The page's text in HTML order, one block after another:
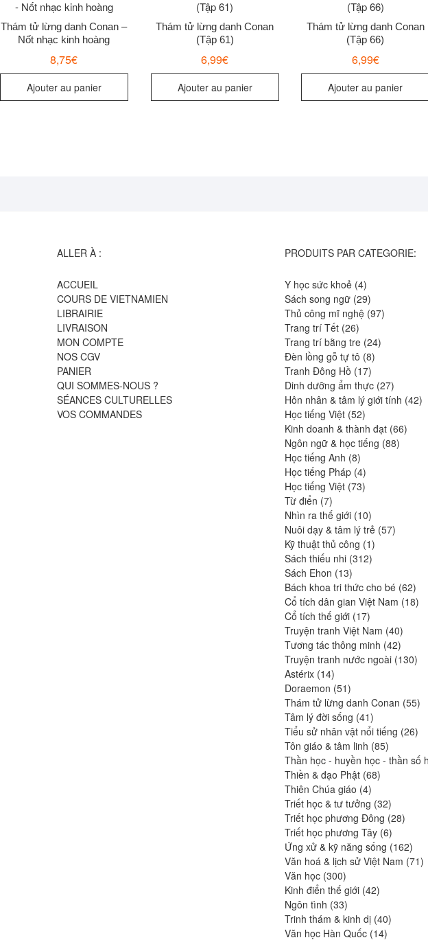
Thám tử lừng danh Conan –
Nốt nhạc kinh hoàng
8,75€
Ajouter au panier
Thám tử lừng danh Conan
(Tập 61)
6,99€
Ajouter au panier
Thám tử lừng danh Conan
(Tập 66)
6,99€
Ajouter au panier
ALLER À :
ACCUEIL
COURS DE VIETNAMIEN
LIBRAIRIE
LIVRAISON
MON COMPTE
NOS CGV
PANIER
QUI SOMMES-NOUS ?
SÉANCES CULTURELLES
VOS COMMANDES
PRODUITS PAR CATEGORIE:
Y học sức khoẻ 44
produits
Sách song ngữ 2929
produits
Thủ công mĩ nghệ 9797
Trang trí Tết 2626
produits
Trang trí bằng tre 2424
Đèn lồng gỗ tự tô 88
Tranh Đông Hồ 1717
produits
Dinh dưỡng ẩm thực 2727
produits
Hôn nhân & tâm lý giới tính 4242
Học tiếng Việt 5252
produits
Kinh doanh & thành đạt 6666
Ngôn ngữ & học tiếng 8888
Học tiếng Anh 88
produits
Học tiếng Pháp 44
produits
Học tiếng Việt 7373
Từ điển 77
produits
Nhìn ra thế giới 1010
produits
Nuôi dạy & tâm lý trẻ 5757
Kỹ thuật thủ công 11
produit
Sách thiếu nhi 312312
Sách Ehon 1313
produits
Bách khoa tri thức cho bé 6262
Cổ tích dân gian Việt Nam 1818
Cổ tích thế giới 1717
produits
Truyện tranh Việt Nam 4040
produits
Tương tác thông minh 4242
produits
Truyện tranh nước ngoài 130130
Astérix 1414
produits
Doraemon 5151
produits
Thám tử lừng danh Conan 5555
Tâm lý đời sống 4141
produits
Tiểu sử nhân vật nổi tiếng 2626
Tôn giáo & tâm linh 8585
produits
Thần học - huyền học - thần số
Thiền & đạo Phật 6868
Thiên Chúa giáo 44
produits
Triết học & tư tưởng 3232
produits
Triết học phương Đông 2828
Triết học phương Tây 66
produits
Ứng xử & kỹ năng sống 162162
Văn hoá & lịch sử Việt Nam 7171
Văn học 300300
produits
Kinh điển thế giới 4242
Ngôn tình 3333
produits
Trinh thám & kinh dị 4040
Văn học Hàn Quốc 1414